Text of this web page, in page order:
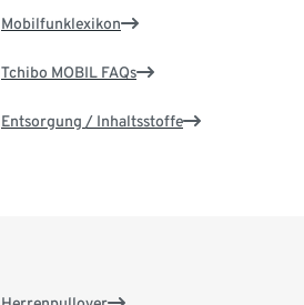
Mobilfunklexikon
Tchibo MOBIL FAQs
Entsorgung / Inhaltsstoffe